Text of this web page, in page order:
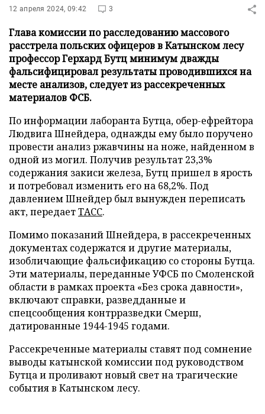
12 апреля 2024, 09:42 3
Глава комиссии по расследованию массового
расстрела польских офицеров в Катынском лесу
профессор Герхард Бутц минимум дважды
фальсифицировал результаты проводившихся на
месте анализов, следует из рассекреченных
материалов ФСБ.
По информации лаборанта Бутца, обер-ефрейтора
Людвига Шнейдера, однажды ему было поручено
провести анализ ржавчины на ноже, найденном в
одной из могил. Получив результат 23,3%
содержания закиси железа, Бутц пришел в ярость
и потребовал изменить его на 68,2%. Под
давлением Шнейдер был вынужден переписать
акт, передаетТАСС.
Помимо показаний Шнейдера, в рассекреченных
документах содержатся и другие материалы,
изобличающие фальсификацию со стороны Бутца.
Эти материалы, переданные УФСБ по Смоленской
области в рамках проекта «Без срока давности»,
включают справки, разведданные и
спецсообщения контрразведки Смерш,
датированные 1944-1945 годами.
Рассекреченные материалы ставят под сомнение
выводы катынской комиссии под руководством
Бутца и проливают новый свет на трагические
события в Катынском лесу.